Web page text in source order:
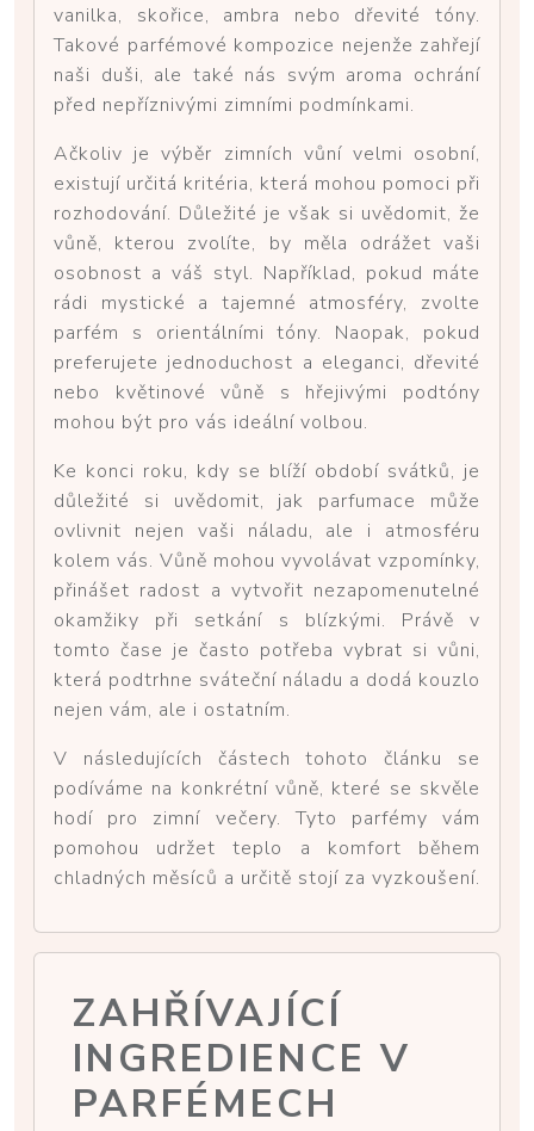
vanilka, skořice, ambra nebo dřevité tóny.
Takové parfémové kompozice nejenže zahřejí
naši duši, ale také nás svým aroma ochrání
před nepříznivými zimními podmínkami.
Ačkoliv je výběr zimních vůní velmi osobní,
existují určitá kritéria, která mohou pomoci při
rozhodování. Důležité je však si uvědomit, že
vůně, kterou zvolíte, by měla odrážet vaši
osobnost a váš styl. Například, pokud máte
rádi mystické a tajemné atmosféry, zvolte
parfém s orientálními tóny. Naopak, pokud
preferujete jednoduchost a eleganci, dřevité
nebo květinové vůně s hřejivými podtóny
mohou být pro vás ideální volbou.
Ke konci roku, kdy se blíží období svátků, je
důležité si uvědomit, jak parfumace může
ovlivnit nejen vaši náladu, ale i atmosféru
kolem vás. Vůně mohou vyvolávat vzpomínky,
přinášet radost a vytvořit nezapomenutelné
okamžiky při setkání s blízkými. Právě v
tomto čase je často potřeba vybrat si vůni,
která podtrhne sváteční náladu a dodá kouzlo
nejen vám, ale i ostatním.
V následujících částech tohoto článku se
podíváme na konkrétní vůně, které se skvěle
hodí pro zimní večery. Tyto parfémy vám
pomohou udržet teplo a komfort během
chladných měsíců a určitě stojí za vyzkoušení.
ZAHŘÍVAJÍCÍ
INGREDIENCE V
PARFÉMECH